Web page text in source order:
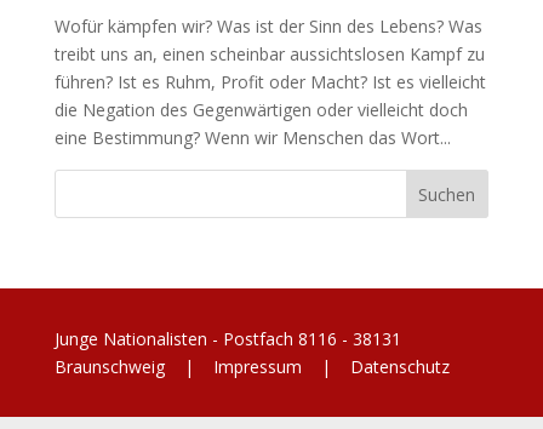
Wofür kämpfen wir? Was ist der Sinn des Lebens? Was
treibt uns an, einen scheinbar aussichtslosen Kampf zu
führen? Ist es Ruhm, Profit oder Macht? Ist es vielleicht
die Negation des Gegenwärtigen oder vielleicht doch
eine Bestimmung? Wenn wir Menschen das Wort...
Junge Nationalisten - Postfach 8116 - 38131
Braunschweig | Impressum | Datenschutz